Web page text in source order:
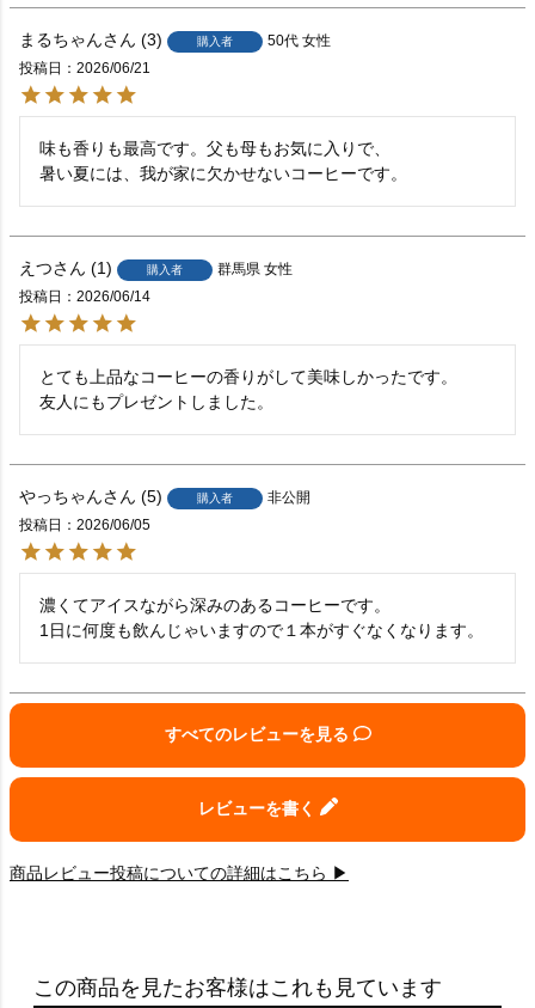
まるちゃん 3 購入者 50代 女性
投稿日
2026/06/21
味も香りも最高です。父も母もお気に入りで、
えつ 1 購入者 群馬県 女性
投稿日
2026/06/14
とても上品なコーヒーの香りがして美味しかったです。
友人にもプレゼントしました。
やっちゃん 5 購入者
非公開
投稿日
2026/06/05
濃くてアイスながら深みのあるコーヒーです。
1日に何度も飲んじゃいますので１本がすぐなくなります。
すべてのレビューを見る
レビューを書く
商品レビュー投稿についての詳細はこちら ▶
この商品を見たお客様はこれも見ています